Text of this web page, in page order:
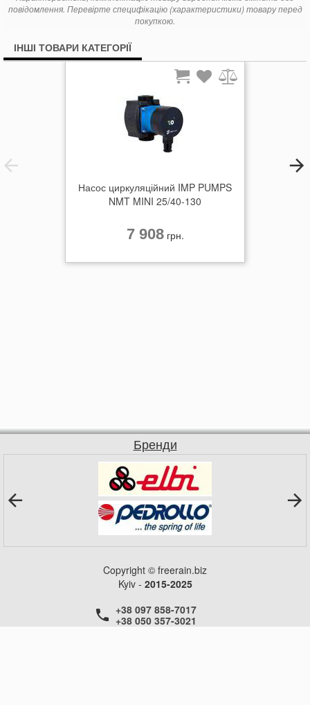
Максимальний тиск при 50/80 / 110oC: 0,05 / 0,8 / 1,4 бар
Матеріал корпусу: сірий чавун
ІНШЕ:
повідомлення. Перевірте специфікацію (характеристики) товару перед
покупкою.
ІНШІ ТОВАРИ КАТЕГОРІЇ
Насос циркуляційний IMP PUMPS
NMT MINI 25/40-130
7 908грн.
Бренди
Copyright © freerain.biz
Kyiv - 2015-2025
+38 097 858-7017
+38 050 357-3021